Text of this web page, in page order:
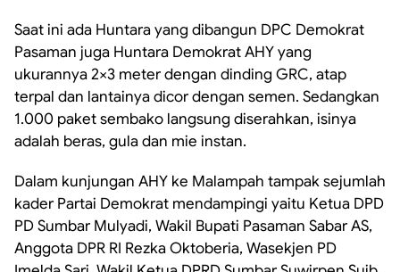
Saat ini ada Huntara yang dibangun DPC Demokrat
Pasaman juga Huntara Demokrat AHY yang
ukurannya 2×3 meter dengan dinding GRC, atap
terpal dan lantainya dicor dengan semen. Sedangkan
1.000 paket sembako langsung diserahkan, isinya
adalah beras, gula dan mie instan.
Dalam kunjungan AHY ke Malampah tampak sejumlah
kader Partai Demokrat mendampingi yaitu Ketua DPD
PD Sumbar Mulyadi, Wakil Bupati Pasaman Sabar AS,
Anggota DPR RI Rezka Oktoberia, Wasekjen PD